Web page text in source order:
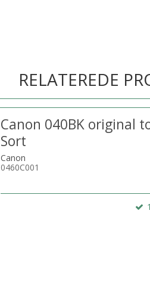
RELATEREDE
Canon 040BK original
Sort
Canon
0460C001